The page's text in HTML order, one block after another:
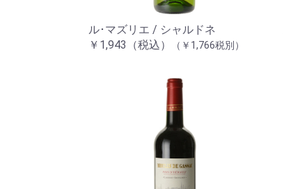
ル･マズリエ / シャルドネ
￥1,943（税込）
（￥1,766税別）